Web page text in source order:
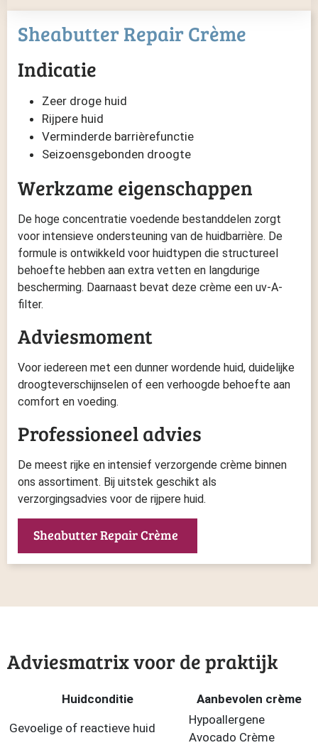
Sheabutter Repair Crème
Indicatie
Zeer droge huid
Rijpere huid
Verminderde barrièrefunctie
Seizoensgebonden droogte
Werkzame eigenschappen
De hoge concentratie voedende bestanddelen zorgt
voor intensieve ondersteuning van de huidbarrière. De
formule is ontwikkeld voor huidtypen die structureel
behoefte hebben aan extra vetten en langdurige
bescherming. Daarnaast bevat deze crème een uv-A-
filter.
Adviesmoment
Voor iedereen met een dunner wordende huid, duidelijke
droogteverschijnselen of een verhoogde behoefte aan
comfort en voeding.
Professioneel advies
De meest rijke en intensief verzorgende crème binnen
ons assortiment. Bij uitstek geschikt als
verzorgingsadvies voor de rijpere huid.
Sheabutter Repair Crème
Adviesmatrix voor de praktijk
Huidconditie Aanbevolen crème
Gevoelige of reactieve huid
Hypoallergene
Avocado Crème